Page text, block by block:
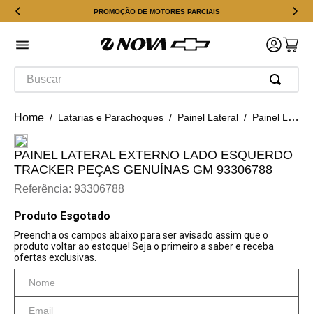
PROMOÇÃO DE MOTORES PARCIAIS
Buscar
Latarias e Parachoques Painel Lateral Painel Lateral Externo Lado Esquerdo Tracker Peças Genuínas GM 93306788
PAINEL LATERAL EXTERNO LADO ESQUERDO
TRACKER PEÇAS GENUÍNAS GM 93306788
Referência: 93306788